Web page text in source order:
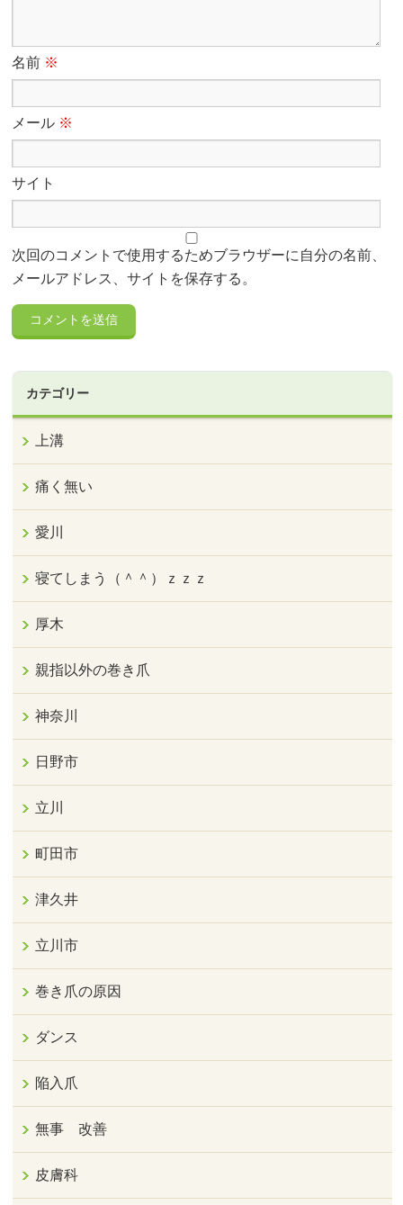
名前 ※
メール ※
サイト
次回のコメントで使用するためブラウザーに自分の名前、
メールアドレス、サイトを保存する。
カテゴリー
上溝
痛く無い
愛川
寝てしまう（＾＾）ｚｚｚ
厚木
親指以外の巻き爪
神奈川
日野市
立川
町田市
津久井
立川市
巻き爪の原因
ダンス
陥入爪
無事 改善
皮膚科